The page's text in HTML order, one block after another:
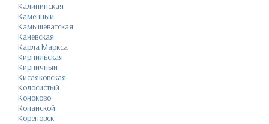
Калининская
Каменный
Камышеватская
Каневская
Карла Маркса
Кирпильская
Кирпичный
Кисляковская
Колосистый
Коноково
Копанской
Кореновск